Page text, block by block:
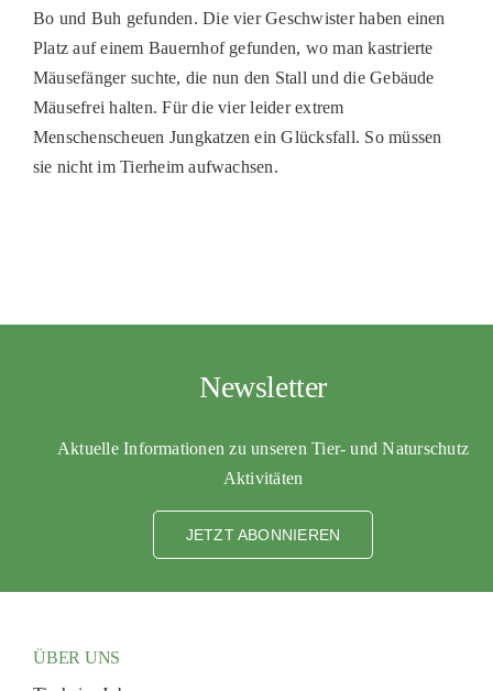
KOOPERATIONEN
TIERHEIMTIERE
Bo und Buh gefunden. Die vier Geschwister haben einen
Platz auf einem Bauernhof gefunden, wo man kastrierte
Mäusefänger suchte, die nun den Stall und die Gebäude
Mäusefrei halten. Für die vier leider extrem
Menschenscheuen Jungkatzen ein Glücksfall. So müssen
sie nicht im Tierheim aufwachsen.
Newsletter
Aktuelle Informationen zu unseren Tier- und Naturschutz
Aktivitäten
JETZT ABONNIEREN
ÜBER UNS